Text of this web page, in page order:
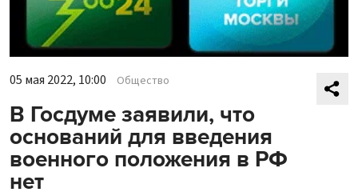
05 мая 2022, 10:00 Общество
В Госдуме заявили, что
оснований для введения
военного положения в РФ
нет